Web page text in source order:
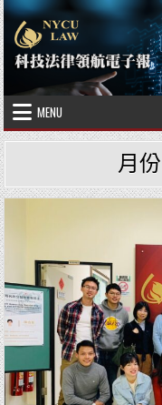
Skip to content
MENU
月